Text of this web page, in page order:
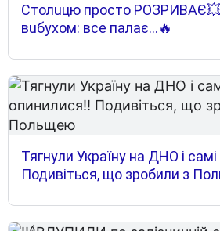
Cтoлuцю пpocтo
вuбyxoм: вce пaлaє…🔥
Тягнули Україну на ДНО і
Подивіться, що зробили з